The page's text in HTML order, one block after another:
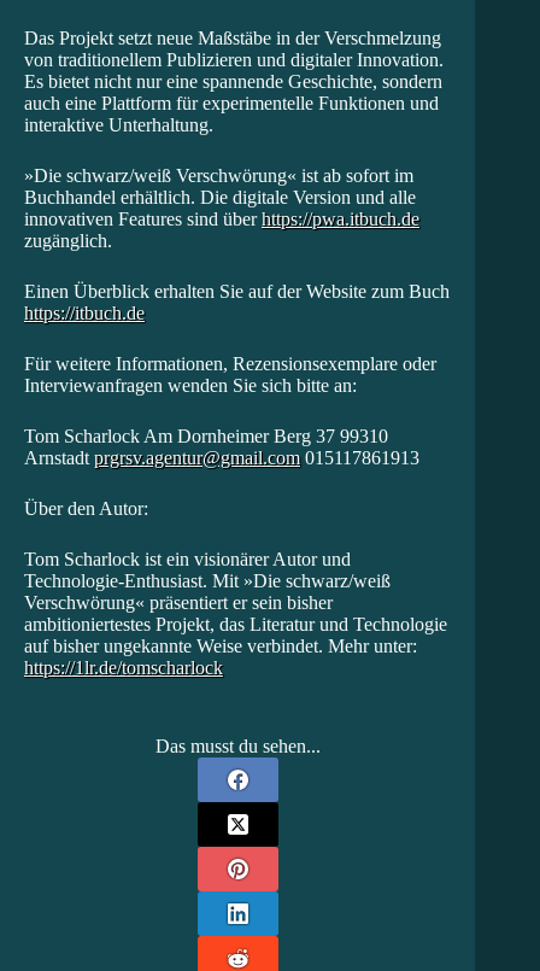
Das Projekt setzt neue Maßstäbe in der Verschmelzung
von traditionellem Publizieren und digitaler Innovation.
Es bietet nicht nur eine spannende Geschichte, sondern
auch eine Plattform für experimentelle Funktionen und
interaktive Unterhaltung.
»Die schwarz/weiß Verschwörung« ist ab sofort im
Buchhandel erhältlich. Die digitale Version und alle
innovativen Features sind überhttps://pwa.itbuch.de
zugänglich.
Einen Überblick erhalten Sie auf der Website zum Buch
https://itbuch.de
Für weitere Informationen, Rezensionsexemplare oder
Interviewanfragen wenden Sie sich bitte an:
Tom Scharlock Am Dornheimer Berg 37 99310
Arnstadt prgrsv.agentur@gmail.com015117861913
Über den Autor:
Tom Scharlock ist ein visionärer Autor und
Technologie-Enthusiast. Mit »Die schwarz/weiß
Verschwörung« präsentiert er sein bisher
ambitioniertestes Projekt, das Literatur und Technologie
auf bisher ungekannte Weise verbindet. Mehr unter:
https://1lr.de/tomscharlock
Das musst du sehen...